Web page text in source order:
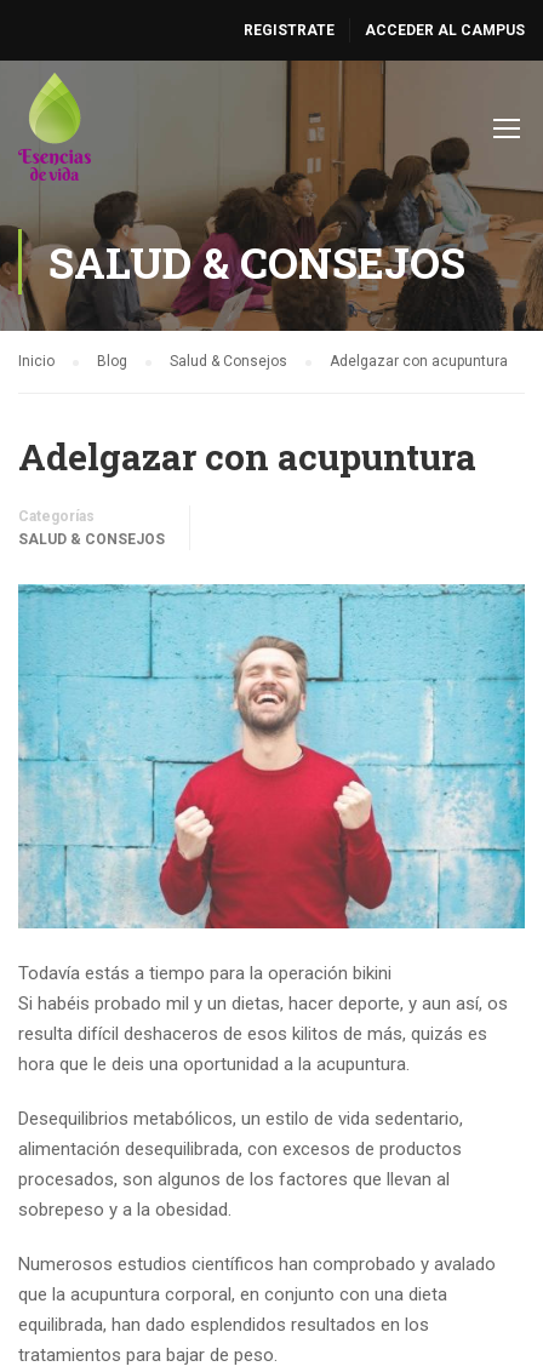
REGISTRATE ACCEDER AL CAMPUS
SALUD & CONSEJOS
Inicio Blog Salud & Consejos Adelgazar con acupuntura
Adelgazar con acupuntura
Categorías
SALUD & CONSEJOS
Todavía estás a tiempo para la operación bikini
Si habéis probado mil y un dietas, hacer deporte, y aun así, os
resulta difícil deshaceros de esos kilitos de más, quizás es
hora que le deis una oportunidad a la acupuntura.
Desequilibrios metabólicos, un estilo de vida sedentario,
alimentación desequilibrada, con excesos de productos
procesados, son algunos de los factores que llevan al
sobrepeso y a la obesidad.
Numerosos estudios científicos han comprobado y avalado
que la acupuntura corporal, en conjunto con una dieta
equilibrada, han dado esplendidos resultados en los
tratamientos para bajar de peso.